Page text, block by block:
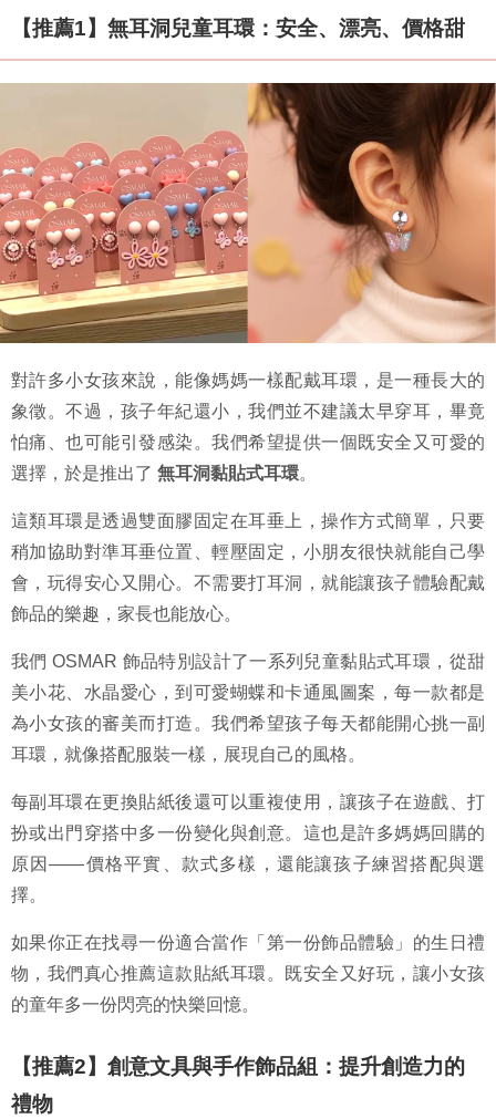
【推薦1】無耳洞兒童耳環：安全、漂亮、價格甜
對許多小女孩來說，能像媽媽一樣配戴耳環，是一種長大的
象徵。不過，孩子年紀還小，我們並不建議太早穿耳，畢竟
怕痛、也可能引發感染。我們希望提供一個既安全又可愛的
選擇，於是推出了 無耳洞黏貼式耳環。
這類耳環是透過雙面膠固定在耳垂上，操作方式簡單，只要
稍加協助對準耳垂位置、輕壓固定，小朋友很快就能自己學
會，玩得安心又開心。不需要打耳洞，就能讓孩子體驗配戴
飾品的樂趣，家長也能放心。
我們 OSMAR 飾品特別設計了一系列兒童黏貼式耳環，從甜
美小花、水晶愛心，到可愛蝴蝶和卡通風圖案，每一款都是
為小女孩的審美而打造。我們希望孩子每天都能開心挑一副
耳環，就像搭配服裝一樣，展現自己的風格。
每副耳環在更換貼紙後還可以重複使用，讓孩子在遊戲、打
扮或出門穿搭中多一份變化與創意。這也是許多媽媽回購的
原因——價格平實、款式多樣，還能讓孩子練習搭配與選
擇。
如果你正在找尋一份適合當作「第一份飾品體驗」的生日禮
物，我們真心推薦這款貼紙耳環。既安全又好玩，讓小女孩
的童年多一份閃亮的快樂回憶。
【推薦2】創意文具與手作飾品組：提升創造力的
禮物